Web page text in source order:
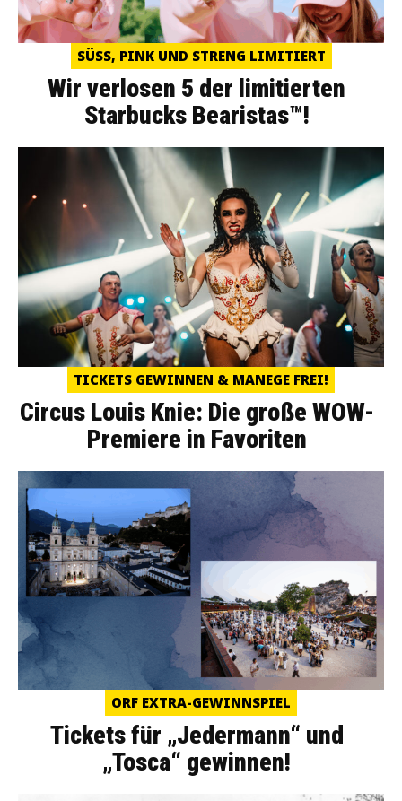
SÜSS, PINK UND STRENG LIMITIERT
Wir verlosen 5 der limitierten
Starbucks Bearistas™!
TICKETS GEWINNEN & MANEGE FREI!
Circus Louis Knie: Die große WOW-
Premiere in Favoriten
ORF EXTRA-GEWINNSPIEL
Tickets für „Jedermann“ und
„Tosca“ gewinnen!